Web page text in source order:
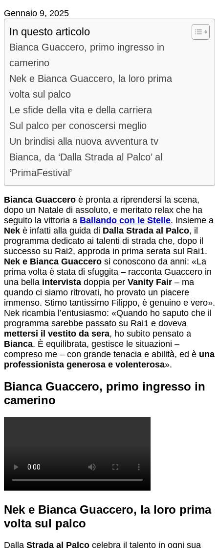
Gennaio 9, 2025
In questo articolo
Bianca Guaccero, primo ingresso in
camerino
Nek e Bianca Guaccero, la loro prima
volta sul palco
Le sfide della vita e della carriera
Sul palco per conoscersi meglio
Un brindisi alla nuova avventura tv
Bianca, da ‘Dalla Strada al Palco’ al
‘PrimaFestival’
Bianca Guaccero è pronta a riprendersi la scena,
dopo un Natale di assoluto, e meritato relax che ha
seguito la vittoria a Ballando con le Stelle. Insieme a
Nek è infatti alla guida di Dalla Strada al Palco, il
programma dedicato ai talenti di strada che, dopo il
successo su Rai2, approda in prima serata sul Rai1.
Nek e Bianca Guaccero si conoscono da anni: «La
prima volta è stata di sfuggita – racconta Guaccero in
una bella intervista doppia per Vanity Fair – ma
quando ci siamo ritrovati, ho provato un piacere
immenso. Stimo tantissimo Filippo, è genuino e vero».
Nek ricambia l’entusiasmo: «Quando ho saputo che il
programma sarebbe passato su Rai1 e doveva
mettersi il vestito da sera, ho subito pensato a
Bianca. È equilibrata, gestisce le situazioni –
compreso me – con grande tenacia e abilità, ed è una
professionista generosa e volenterosa».
Bianca Guaccero, primo ingresso in
camerino
Nek e Bianca Guaccero, la loro prima
volta sul palco
Dalla Strada al Palco celebra il talento in ogni sua